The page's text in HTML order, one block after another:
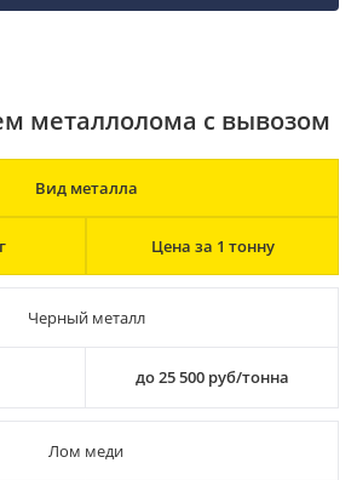
металлолома с вывозом
Вид металла
Цена за 1 тонну
Черный металл
до 25 500 руб/тонна
Лом меди